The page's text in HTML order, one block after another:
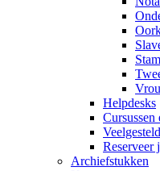
Helpdesks
Cursussen
Reserveer
Archiefstukken